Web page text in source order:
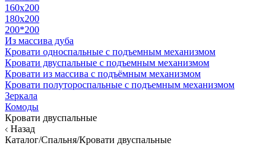
160х200
180х200
200*200
Из массива дуба
Кровати односпальные с подъемным механизмом
Кровати двуспальные с подъемным механизмом
Кровати из массива с подъёмным механизмом
Кровати полутороспальные с подъемным механизмом
Зеркала
Комоды
Кровати двуспальные
Назад
Каталог/Спальня/Кровати двуспальные